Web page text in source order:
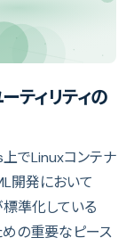
ティリティの
上でLinuxコンテナ
開発において
準化している
の重要なピース